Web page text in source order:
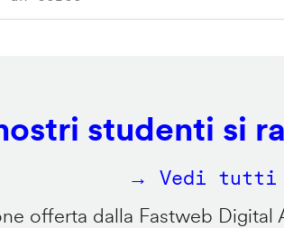
studenti si
→ Vedi tutti
offerta dalla Fastweb Digital